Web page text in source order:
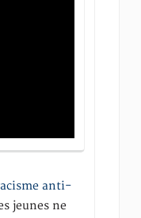
anti-
jeunes ne